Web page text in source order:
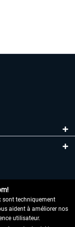
sont techniquement
aident à améliorer nos
utilisateur.